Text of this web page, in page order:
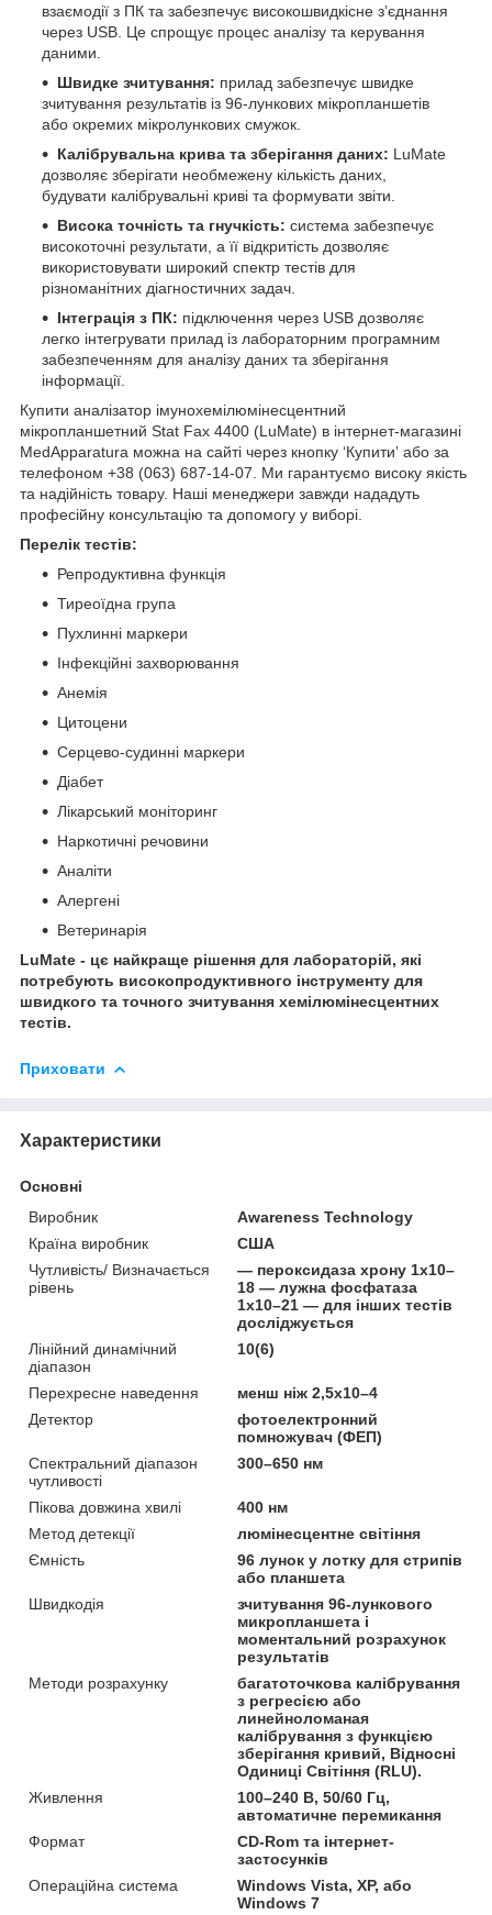
взаємодії з ПК та забезпечує високошвидкісне з’єднання
через USB. Це спрощує процес аналізу та керування
даними.
Швидке зчитування: прилад забезпечує швидке
зчитування результатів із 96-лункових мікропланшетів
або окремих мікролункових смужок.
Калібрувальна крива та зберігання даних: LuMate
дозволяє зберігати необмежену кількість даних,
будувати калібрувальні криві та формувати звіти.
Висока точність та гнучкість: система забезпечує
високоточні результати, а її відкритість дозволяє
використовувати широкий спектр тестів для
різноманітних діагностичних задач.
Інтеграція з ПК: підключення через USB дозволяє
легко інтегрувати прилад із лабораторним програмним
забезпеченням для аналізу даних та зберігання
інформації.
Купити аналізатор імунохемілюмінесцентний
мікропланшетний Stat Fax 4400 (LuMate) в інтернет-магазині
MedApparatura можна на сайті через кнопку ‘Купитиʼ або за
телефоном +38 (063) 687-14-07. Ми гарантуємо високу якість
та надійність товару. Наші менеджери завжди нададуть
професійну консультацію та допомогу у виборі.
Перелік тестів:
Репродуктивна функція
Тиреоїдна група
Пухлинні маркери
Інфекційні захворювання
Анемія
Цитоцени
Серцево-судинні маркери
Діабет
Лікарський моніторинг
Наркотичні речовини
Аналіти
Алергені
Ветеринарія
LuMate - цє найкраще рішення для лабораторій, які
потребують високопродуктивного інструменту для
швидкого та точного зчитування хемілюмінесцентних
тестів.
Приховати
Характеристики
Основні
Виробник
Awareness Technology
Країна виробник
США
Чутливість/ Визначається
рівень
— пероксидаза хрону 1x10–
18 — лужна фосфатаза
1x10–21 — для інших тестів
досліджується
Лінійний динамічний
діапазон
10(6)
Перехресне наведення
менш ніж 2,5x10–4
Детектор
фотоелектронний
помножувач (ФЕП)
Спектральний діапазон
чутливості
300–650 нм
Пікова довжина хвилі
400 нм
Метод детекції
люмінесцентне світіння
Ємність
96 лунок у лотку для стрипів
або планшета
Швидкодія
зчитування 96-лункового
микропланшета і
моментальний розрахунок
результатів
Методи розрахунку
багатоточкова калібрування
з регресією або
линейноломаная
калібрування з функцією
зберігання кривий, Відносні
Одиниці Світіння (RLU).
Живлення
100–240 В, 50/60 Гц,
автоматичне перемикання
Формат
CD-Rom та інтернет-
застосунків
Операційна система
Windows Vista, XP, або
Windows 7